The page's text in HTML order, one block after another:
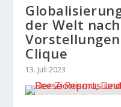
der Welt
Clique
13. Juli 2023